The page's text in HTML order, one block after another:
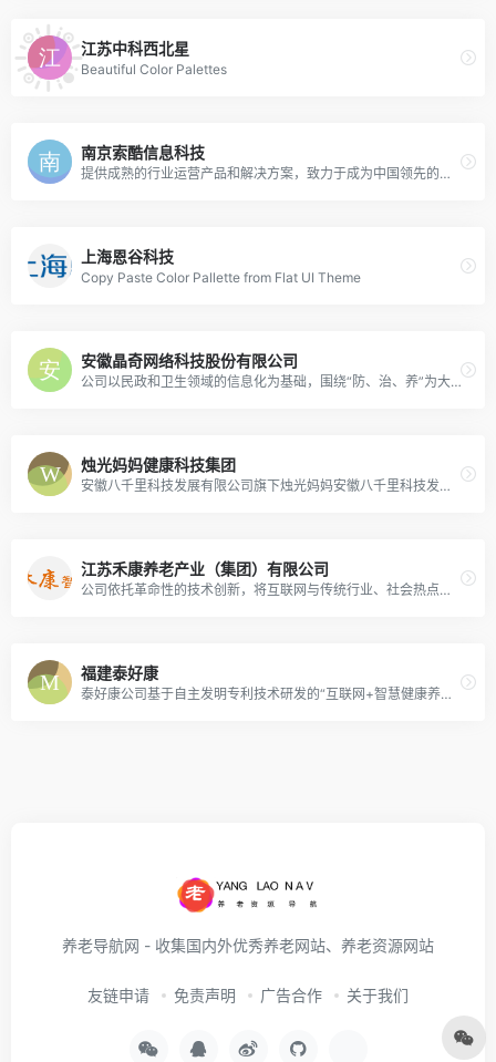
江苏中科西北星
Beautiful Color Palettes
南京索酷信息科技
提供成熟的行业运营产品和解决方案，致力于成为中国领先的养老信息化平台服务提供商和大健康产业信息化服务提供商。
上海恩谷科技
Copy Paste Color Pallette from Flat UI Theme
安徽晶奇网络科技股份有限公司
公司以民政和卫生领域的信息化为基础，围绕“防、治、养”为大健康产业链中的服务对象提供智慧医疗、智慧医保、智慧民政、智慧健康养老的整体解方案、数据挖掘以及数据安全服务
烛光妈妈健康科技集团
安徽八千里科技发展有限公司旗下烛光妈妈安徽八千里科技发展有限公司成立于2016年,旗下品牌“烛光妈妈”专注于智慧健康养老整体解决方案的开发建设、落地运营。
江苏禾康养老产业（集团）有限公司
公司依托革命性的技术创新，将互联网与传统行业、社会热点进行深度融合，实现了互联网+智慧养老的有力结合，成为智慧养老产业的先行者！
福建泰好康
泰好康公司基于自主发明专利技术研发的“互联网+智慧健康养老综合管理服务”软件平台项目，集社区医养健康管理、机构养老健康管理、居家健康养老、家政服务中心等五大服务功能的系统软件平台。
养老导航网 - 收集国内外优秀养老网站、养老资源网站
友链申请 免责声明 广告合作 关于我们